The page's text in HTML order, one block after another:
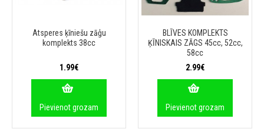
Atsperes ķīniešu zāģu
komplekts 38cc
1.99€
Pievienot grozam
BLĪVES KOMPLEKTS
ĶĪNISKAIS ZĀGS 45cc, 52cc,
58cc
2.99€
Pievienot grozam